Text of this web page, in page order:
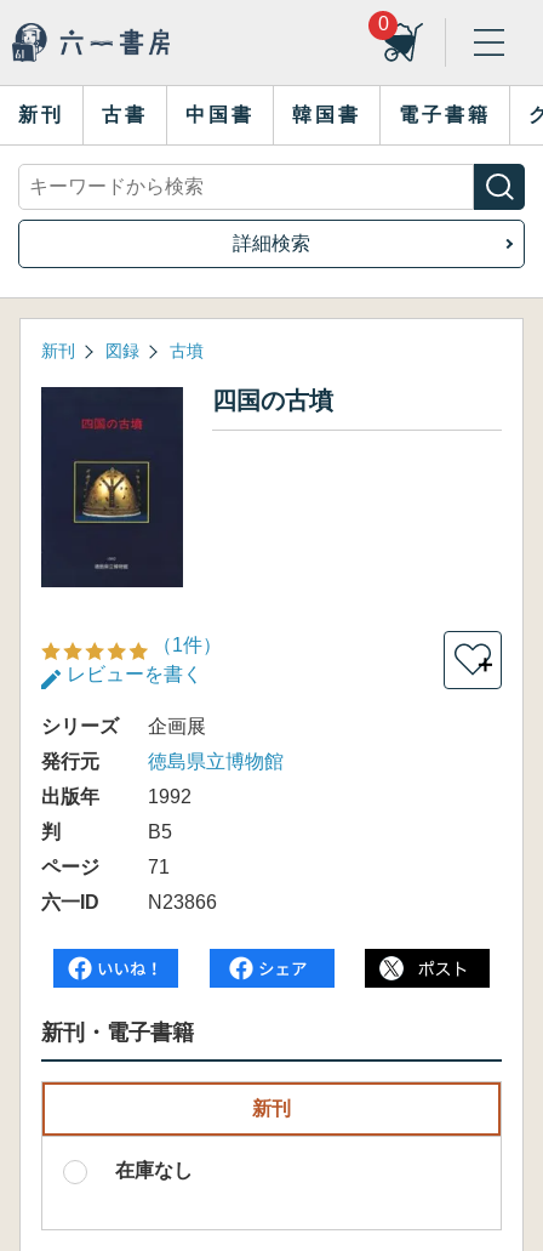
0
新刊 古書 中国書 韓国書 電子書籍
詳細検索
新刊 図録 古墳
四国の古墳
（1件）
レビューを書く
＋
シリーズ
企画展
発行元
徳島県立博物館
出版年
1992
判
B5
ページ
71
六一ID
N23866
新刊・電子書籍
新刊
在庫なし